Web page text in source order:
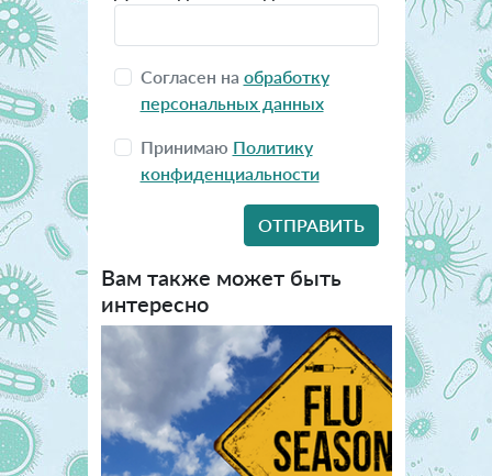
Согласен на обработку
персональных данных
Принимаю Политику
конфиденциальности
Вам также может быть
интересно